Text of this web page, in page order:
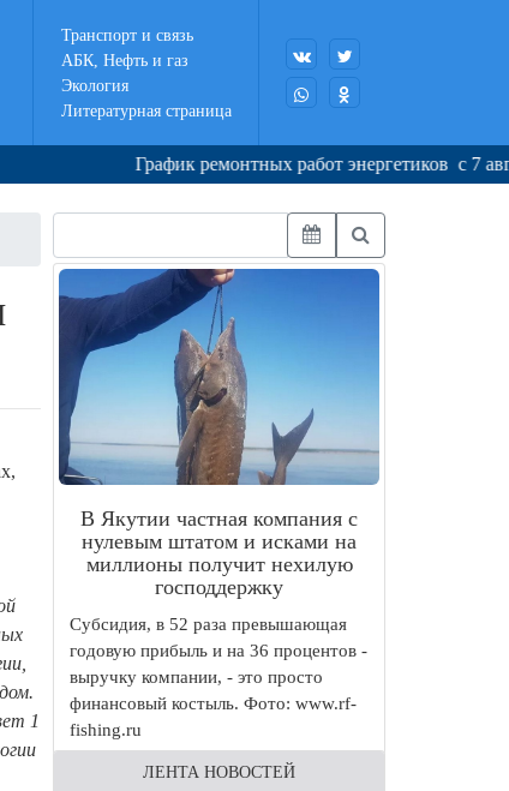
Транспорт и связь
АБК, Нефть и газ
Экология
Литературная страница
График ремонтных работ энергетиков с 7 августа
1
В Якутии частная компания с
нулевым штатом и исками на
миллионы получит нехилую
господдержку
Субсидия, в 52 раза превышающая
годовую прибыль и на 36 процентов -
выручку компании, - это просто
финансовый костыль. Фото: www.rf-
fishing.ru
ЛЕНТА НОВОСТЕЙ